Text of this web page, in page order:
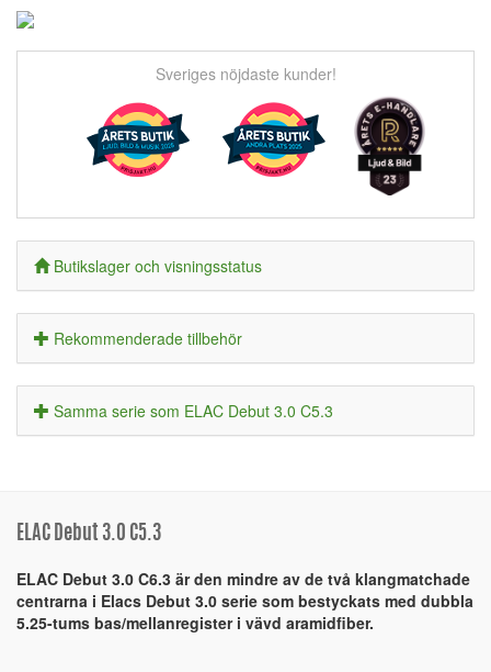
Sveriges nöjdaste kunder!
Butikslager och visningsstatus
Rekommenderade tillbehör
Samma serie som ELAC Debut 3.0 C5.3
ELAC Debut 3.0 C5.3
ELAC Debut 3.0 C6.3 är den mindre av de två klangmatchade
centrarna i Elacs Debut 3.0 serie som bestyckats med dubbla
5.25-tums bas/mellanregister i vävd aramidfiber.